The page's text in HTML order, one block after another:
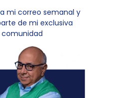
mi correo semanal y
de mi exclusiva
comunidad